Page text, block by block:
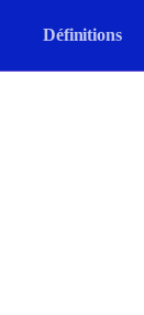
Définitions